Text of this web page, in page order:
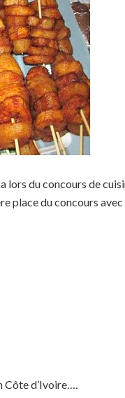
du concours de
place du concours
Côte d’Ivoire….